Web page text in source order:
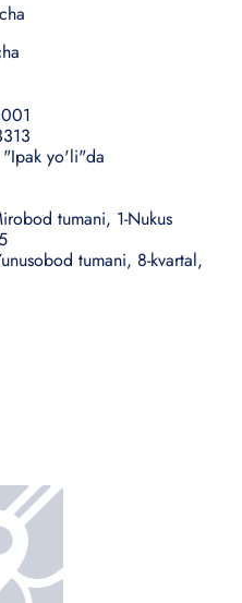
yo'li"da
tumani, 1-Nukus
tumani, 8-kvartal,